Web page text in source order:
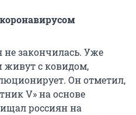
не закончилась. Уже
живут с ковидом,
Он отметил,
V» на основе
россиян на